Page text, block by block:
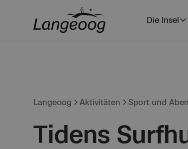
Die Insel
Langeoog Aktivitäten Sport und
Tidens